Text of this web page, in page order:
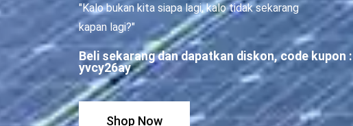
"Kalo bukan kita siapa lagi, kalo tidak sekarang
kapan lagi?"
Beli sekarang dan dapatkan diskon, code kupon :
yvcy26ay
Shop Now